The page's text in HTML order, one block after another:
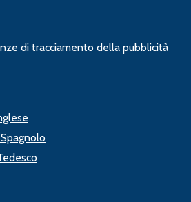
di tracciamento della pubblicità